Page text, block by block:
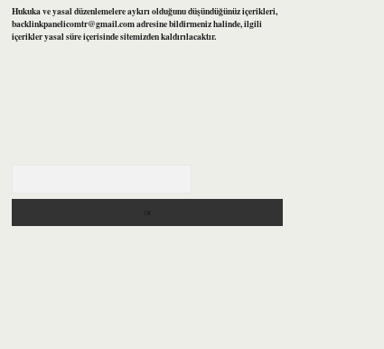
Hukuka ve yasal düzenlemelere aykırı olduğunu düşündüğünüz içerikleri,
backlinkpanelicomtr@gmail.comadresine bildirmeniz halinde, ilgili
içerikler yasal süre içerisinde sitemizden kaldırılacaktır.